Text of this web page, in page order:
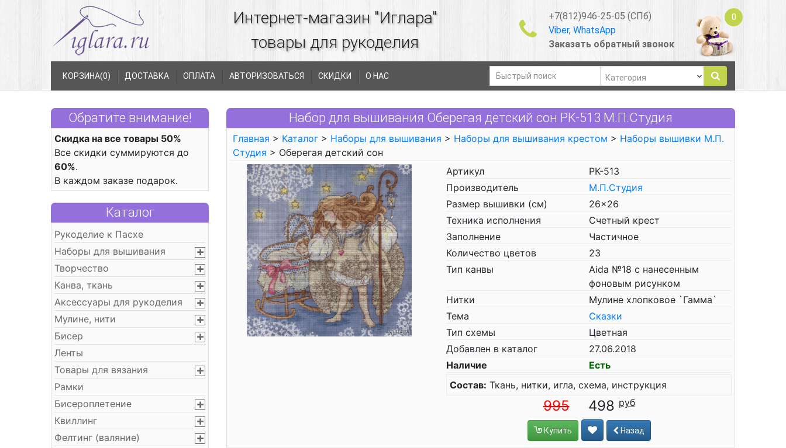
Интернет-магазин "Иглара"
товары для рукоделия
+7(812)946-25-05 (СПб)
Viber, WhatsApp
Заказать обратный звонок
0
КОРЗИНА(0) ДОСТАВКА ОПЛАТА АВТОРИЗОВАТЬСЯ СКИДКИ О НАС
Обратите внимание!
Скидка на все товары 50%
Все скидки суммируются до
60%.
В каждом заказе подарок.
Каталог
Рукоделие к Пасхе
Наборы для вышивания
Творчество
Канва, ткань
Аксессуары для рукоделия
Мулине, нити
Бисер
Ленты
Товары для вязания
Рамки
Бисероплетение
Квиллинг
Фелтинг (валяние)
Набор для вышивания Оберегая детский сон РК-513 М.П.Студия
Главная > Каталог > Наборы для вышивания > Наборы для вышивания крестом > Наборы вышивки М.П.
Студия > Оберегая детский сон
Артикул
РК-513
Производитель
М.П.Студия
Размер вышивки (см)
26x26
Техника исполнения
Счетный крест
Заполнение
Частичное
Количество цветов
23
Тип канвы
Aida №18 с нанесенным
фоновым рисунком
Нитки
Мулине хлопковое `Гамма`
Тема
Сказки
Тип схемы
Цветная
Добавлен в каталог
27.06.2018
Наличие
Есть
Состав: Ткань, нитки, игла, схема, инструкция
995 498
Купить Назад